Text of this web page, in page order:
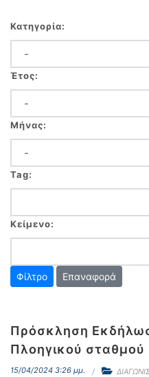
Κατηγορία:
Έτος:
Μήνας:
Tag:
Κείμενο:
Επαναφορά
Πρόσκληση
Πλοηγικού σταθμού
15/04/2024 3:26 μμ.